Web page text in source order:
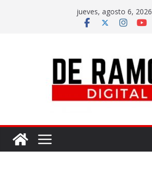
jueves, agosto 6, 2026